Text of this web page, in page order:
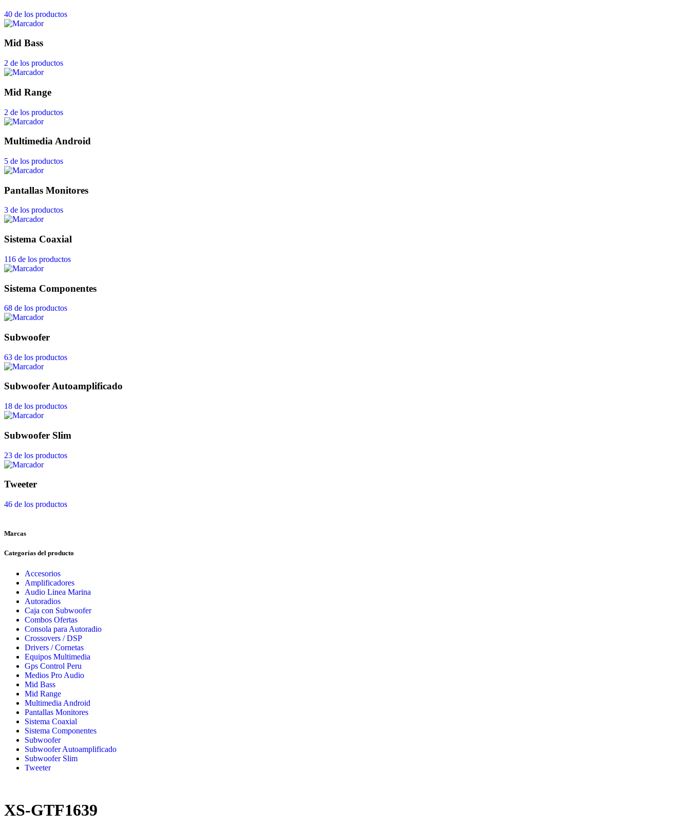
40 de los productos
Mid Bass
2 de los productos
Mid Range
2 de los productos
Multimedia Android
5 de los productos
Pantallas Monitores
3 de los productos
Sistema Coaxial
116 de los productos
Sistema Componentes
68 de los productos
Subwoofer
63 de los productos
Subwoofer Autoamplificado
18 de los productos
Subwoofer Slim
23 de los productos
Tweeter
46 de los productos
Marcas
Categorías del producto
Accesorios
Amplificadores
Audio Linea Marina
Autoradios
Caja con Subwoofer
Combos Ofertas
Consola para Autoradio
Crossovers / DSP
Drivers / Cornetas
Equipos Multimedia
Gps Control Peru
Medios Pro Audio
Mid Bass
Mid Range
Multimedia Android
Pantallas Monitores
Sistema Coaxial
Sistema Componentes
Subwoofer
Subwoofer Autoamplificado
Subwoofer Slim
Tweeter
XS-GTF1639